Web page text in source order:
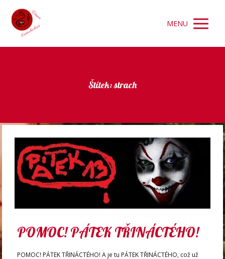
MENU
Štítek: strach
POMOC! PÁTEK TŘINÁCTÉHO!
POMOC! PÁTEK TŘINÁCTÉHO! A je tu PÁTEK TŘINÁCTÉHO, což už